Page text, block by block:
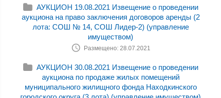
АУКЦИОН 19.08.2021 Извещение о проведении
аукциона на право заключения договоров аренды (2
лота: СОШ № 14, СОШ Лидер-2) (управление
имуществом)
Размещено: 28.07.2021
АУКЦИОН 30.08.2021 Извещение о проведении
аукциона по продаже жилых помещений
муниципального жилищного фонда Находкинского